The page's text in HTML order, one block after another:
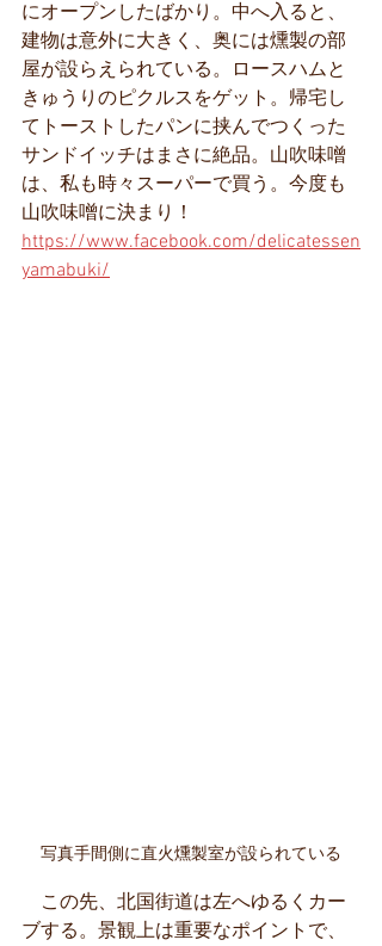
にオープンしたばかり。中へ入ると、
建物は意外に大きく、奥には燻製の部
屋が設らえられている。ロースハムと
きゅうりのピクルスをゲット。帰宅し
てトーストしたパンに挟んでつくった
サンドイッチはまさに絶品。山吹味噌
は、私も時々スーパーで買う。今度も
山吹味噌に決まり！
https://www.facebook.com/delicatessen
yamabuki/
写真手間側に直火燻製室が設られている
この先、北国街道は左へゆるくカー
ブする。景観上は重要なポイントで、